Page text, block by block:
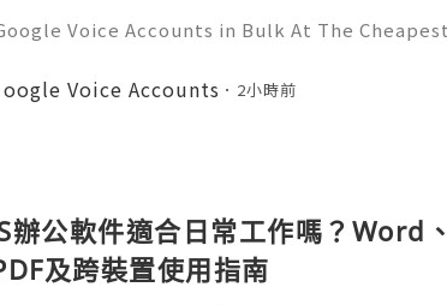
Voice Accounts in Bulk At The
💎 WhatsApp: +1(772)563-8300 🚀
🎮 discord: usamarketit ✅
oogle Voice Accounts 2小時前
辦公軟件適合日常工作嗎？Word
及跨裝置使用指南